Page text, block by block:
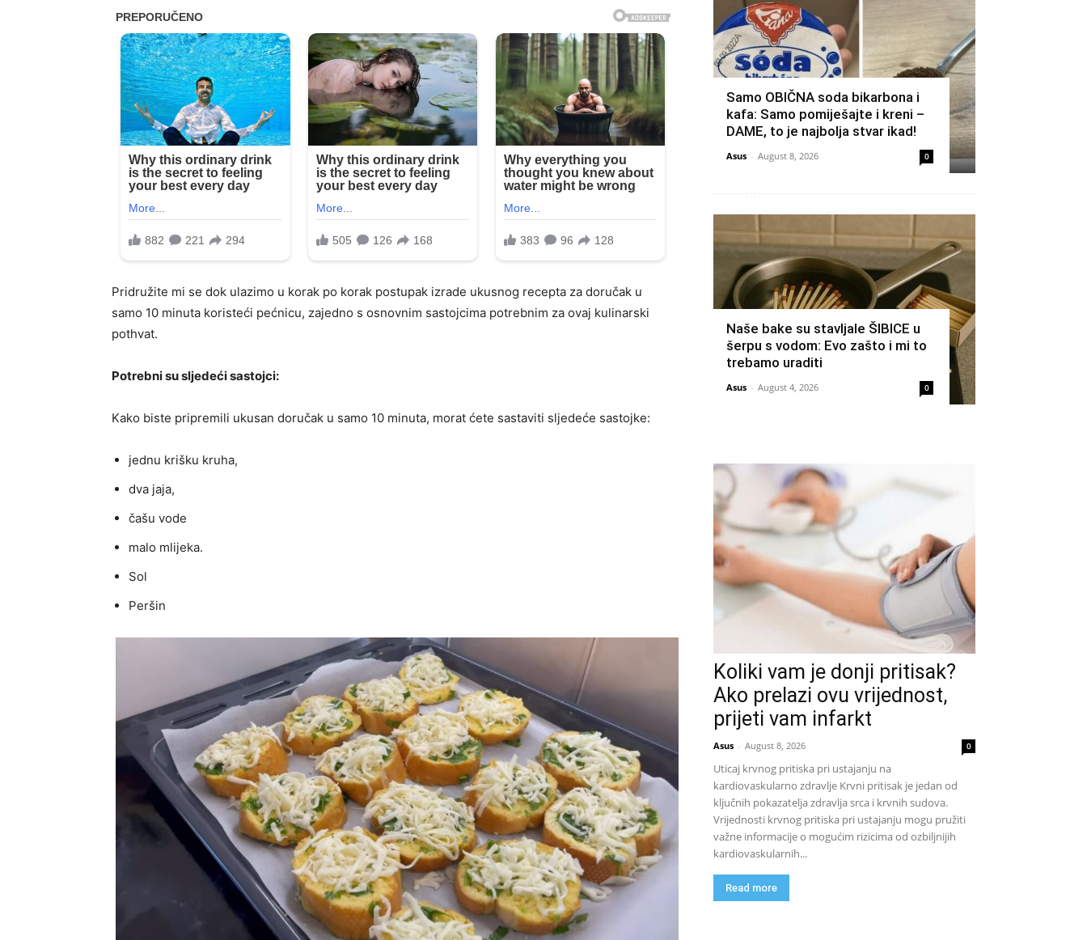
Pridružite mi se dok ulazimo u korak po korak postupak izrade ukusnog recepta za doručak u
samo 10 minuta koristeći pećnicu, zajedno s osnovnim sastojcima potrebnim za ovaj kulinarski
pothvat.
Potrebni su sljedeći sastojci:
Kako biste pripremili ukusan doručak u samo 10 minuta, morat ćete sastaviti sljedeće sastojke:
jednu krišku kruha,
dva jaja,
čašu vode
malo mlijeka.
Sol
Peršin
Samo OBIČNA soda bikarbona i
kafa: Samo pomiješajte i kreni –
DAME, to je najbolja stvar ikad!
Asus - August 8, 2026 0
Naše bake su stavljale ŠIBICE u
šerpu s vodom: Evo zašto i mi to
trebamo uraditi
Asus - August 4, 2026 0
Koliki vam je donji pritisak?
Ako prelazi ovu vrijednost,
prijeti vam infarkt
Asus - August 8, 2026 0
Uticaj krvnog pritiska pri ustajanju na
kardiovaskularno zdravlje Krvni pritisak je jedan od
ključnih pokazatelja zdravlja srca i krvnih sudova.
Vrijednosti krvnog pritiska pri ustajanju mogu pružiti
važne informacije o mogućim rizicima od ozbiljnijih
kardiovaskularnih...
Read more